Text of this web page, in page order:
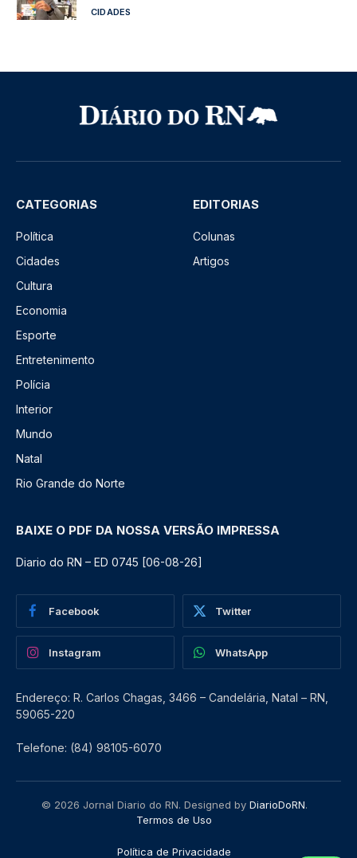
CIDADES
CATEGORIAS
Política
Cidades
Cultura
Economia
Esporte
Entretenimento
Polícia
Interior
Mundo
Natal
Rio Grande do Norte
EDITORIAS
Colunas
Artigos
BAIXE O PDF DA NOSSA VERSÃO IMPRESSA
Diario do RN – ED 0745 [06-08-26]
Facebook Twitter
Instagram WhatsApp
Endereço: R. Carlos Chagas, 3466 – Candelária, Natal – RN,
59065-220
Telefone: (84) 98105-6070
© 2026 Jornal Diario do RN. Designed by DiarioDoRN.
Termos de Uso
Política de Privacidade